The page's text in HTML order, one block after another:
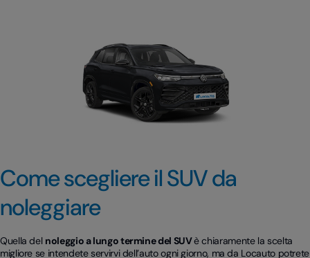
Come scegliere il SUV da
noleggiare
Quella del noleggio a lungo termine del SUVè chiaramente la scelta
migliore se intendete servirvi dell’auto ogni giorno, ma da Locauto potrete